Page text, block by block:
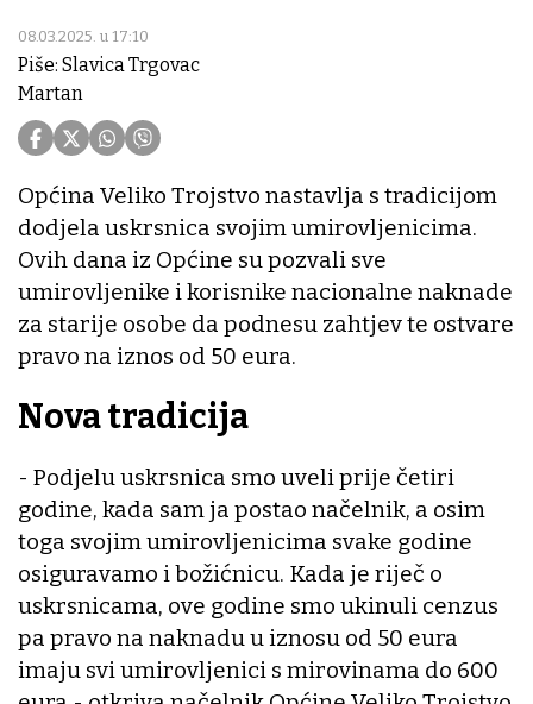
08.03.2025. u 17:10
Piše: Slavica Trgovac
Martan
Općina Veliko Trojstvo nastavlja s tradicijom
dodjela uskrsnica svojim umirovljenicima.
Ovih dana iz Općine su pozvali sve
umirovljenike i korisnike nacionalne naknade
za starije osobe da podnesu zahtjev te ostvare
pravo na iznos od 50 eura.
Nova tradicija
- Podjelu uskrsnica smo uveli prije četiri
godine, kada sam ja postao načelnik, a osim
toga svojim umirovljenicima svake godine
osiguravamo i božićnicu. Kada je riječ o
uskrsnicama, ove godine smo ukinuli cenzus
pa pravo na naknadu u iznosu od 50 eura
imaju svi umirovljenici s mirovinama do 600